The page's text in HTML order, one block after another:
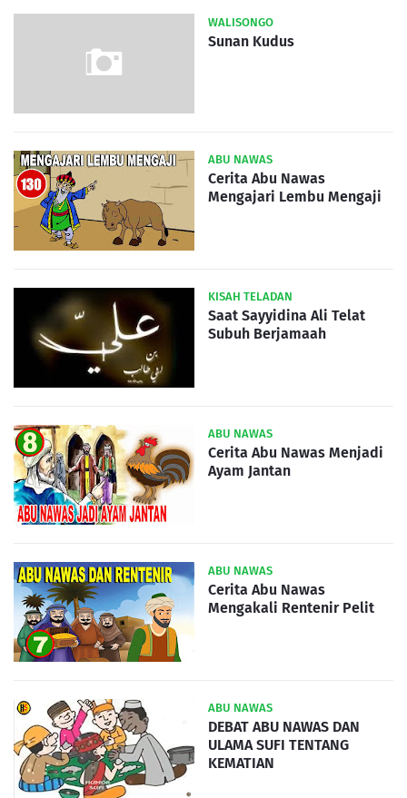
WALISONGO
Sunan Kudus
ABU NAWAS
Cerita Abu Nawas
Mengajari Lembu Mengaji
KISAH TELADAN
Saat Sayyidina Ali Telat
Subuh Berjamaah
ABU NAWAS
Cerita Abu Nawas Menjadi
Ayam Jantan
ABU NAWAS
Cerita Abu Nawas
Mengakali Rentenir Pelit
ABU NAWAS
DEBAT ABU NAWAS DAN
ULAMA SUFI TENTANG
KEMATIAN